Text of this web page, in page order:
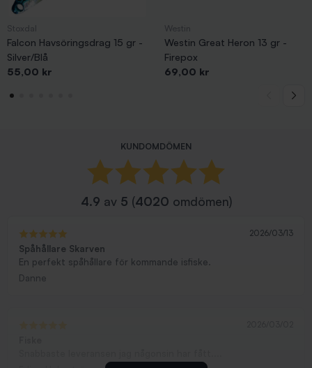
Falcon Havsöringsdrag 15 gr -
Silver/Blå
Pris
55,00 kr
Westin Great Heron 13 gr -
Firepox
Pris
69,00 kr
KUNDOMDÖMEN
4.9 av 5 (4020 omdömen)
2026/03/13
Spåhållare Skarven
En perfekt spåhållare för kommande isfiske.
Danne